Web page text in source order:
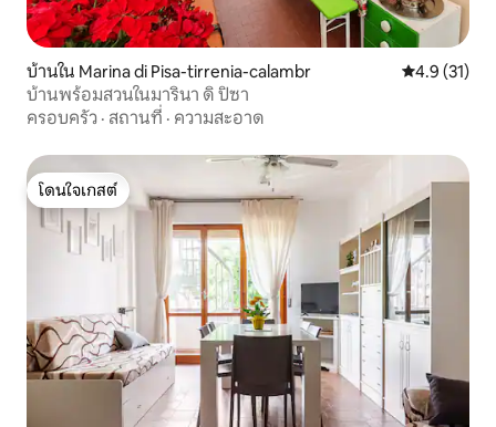
บ้านใน Marina di Pisa-tirrenia-calambr คะแนนเฉลี่ย
4.9 (31)
บ้านพร้อมสวนในมารินา ดิ ปิซา
ครอบครัว · สถานที่ · ความสะอาด
โดนใจเกสต์
โดนใจเกสต์